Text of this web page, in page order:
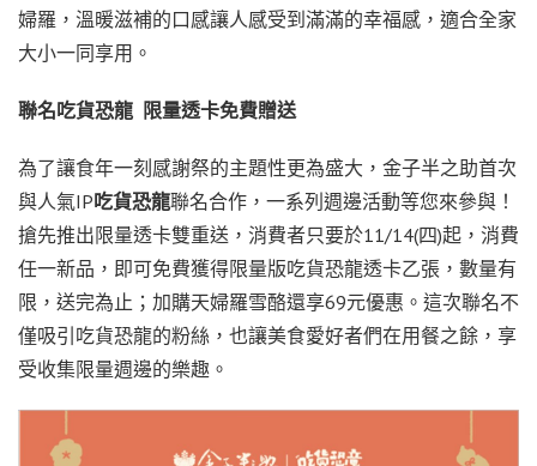
婦羅，溫暖滋補的口感讓人感受到滿滿的幸福感，適合全家
大小一同享用。
聯名吃貨恐龍 限量透卡免費贈送
為了讓食年一刻感謝祭的主題性更為盛大，金子半之助首次
與人氣IP吃貨恐龍聯名合作，一系列週邊活動等您來參與！
搶先推出限量透卡雙重送，消費者只要於11/14(四)起，消費
任一新品，即可免費獲得限量版吃貨恐龍透卡乙張，數量有
限，送完為止；加購天婦羅雪酪還享69元優惠。這次聯名不
僅吸引吃貨恐龍的粉絲，也讓美食愛好者們在用餐之餘，享
受收集限量週邊的樂趣。